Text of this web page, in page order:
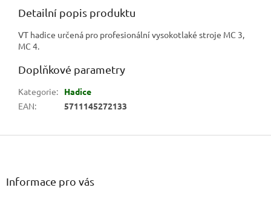
Detailní popis produktu
VT hadice určená pro profesionální vysokotlaké stroje MC 3,
MC 4.
Doplňkové parametry
Kategorie:
Hadice
EAN: 5711145272133
Z
Informace pro vás